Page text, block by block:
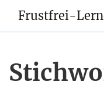
Frustfrei-